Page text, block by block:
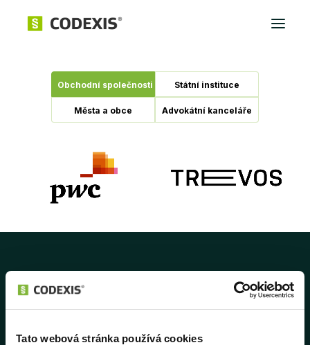
Tato webová stránka používá cookies
Obchodní společnosti Státní instituce
Města a obce Advokátní kanceláře
Navigace